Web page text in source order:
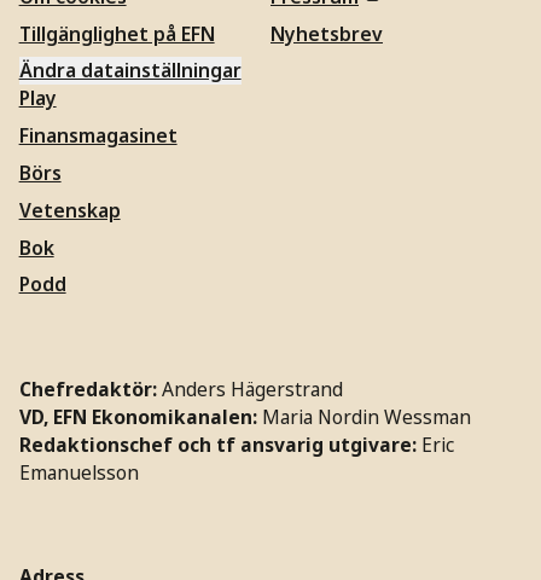
Tillgänglighet på EFN
Ändra datainställningar
Nyhetsbrev
Play
Finansmagasinet
Börs
Vetenskap
Bok
Podd
Chefredaktör:Anders Hägerstrand
VD, EFN Ekonomikanalen: Maria Nordin Wessman
Redaktionschef och tf ansvarig utgivare: Eric
Emanuelsson